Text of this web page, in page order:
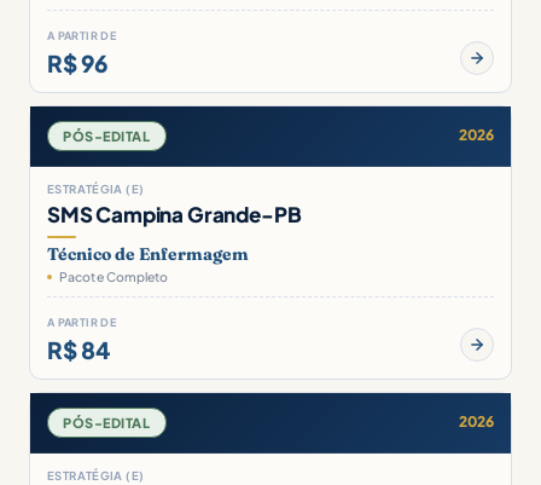
A PARTIR DE
R$ 96
PÓS-EDITAL 2026
ESTRATÉGIA (E)
SMS Campina Grande-PB
Técnico de Enfermagem
Pacote Completo
A PARTIR DE
R$ 84
PÓS-EDITAL 2026
ESTRATÉGIA (E)